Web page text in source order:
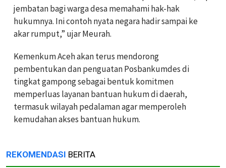
jembatan bagi warga desa memahami hak-hak
hukumnya. Ini contoh nyata negara hadir sampai ke
akar rumput,” ujar Meurah.
Kemenkum Aceh akan terus mendorong
pembentukan dan penguatan Posbankumdes di
tingkat gampong sebagai bentuk komitmen
memperluas layanan bantuan hukum di daerah,
termasuk wilayah pedalaman agar memperoleh
kemudahan akses bantuan hukum.
REKOMENDASI BERITA